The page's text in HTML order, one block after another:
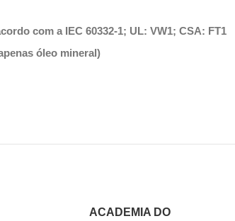
com a IEC 60332-1; UL: VW1; CSA: FT1
óleo mineral)
ACADEMIA DO